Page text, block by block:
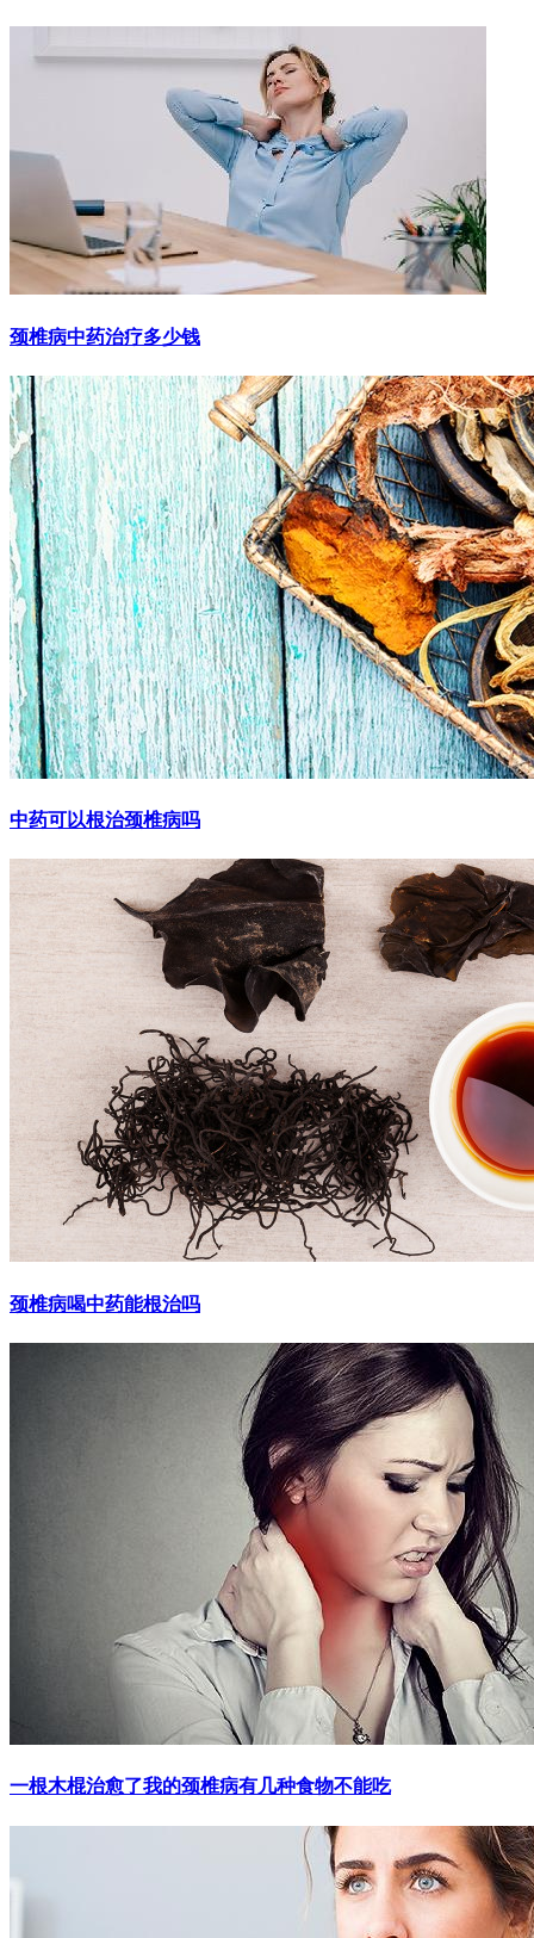
颈椎病中药治疗多少钱
中药可以根治颈椎病吗
颈椎病喝中药能根治吗
一根木棍治愈了我的颈椎病有几种食物不能吃